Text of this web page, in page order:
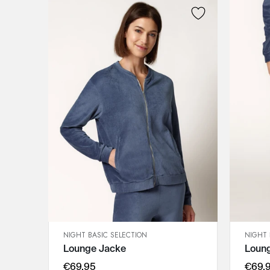
SCHNELLANSICHT
IN DEN WARENKORB
NIGHT BASIC SELECTION
Lounge Jacke
€69,95
NIGHT